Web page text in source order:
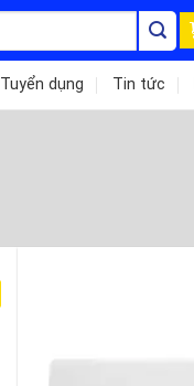
Tuyển dụng Tin tức